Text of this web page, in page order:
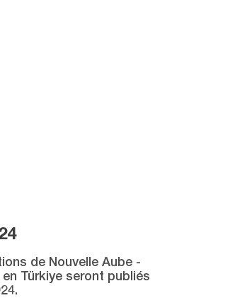
de Nouvelle Aube -
Türkiye seront publiés